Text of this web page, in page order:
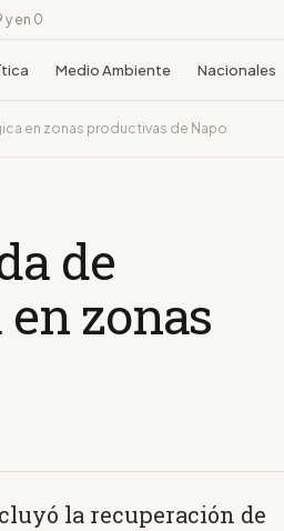
y en 0
Medio Ambiente Nacionales
en zonas productivas de Napo
de
zonas
la recuperación de